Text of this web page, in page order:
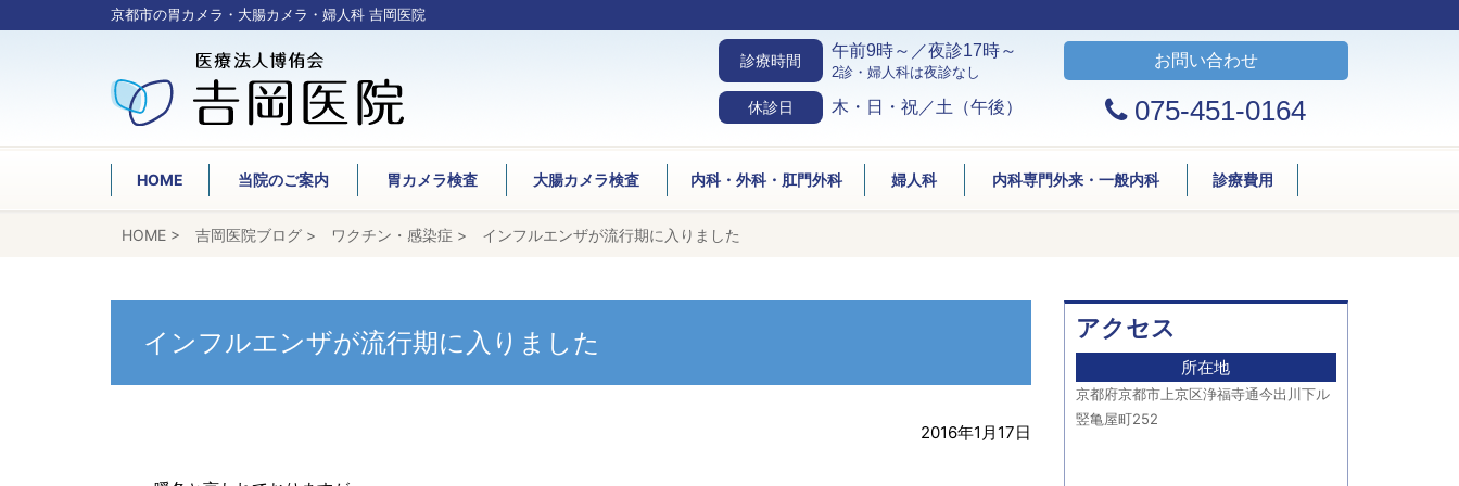
京都市の胃カメラ・大腸カメラ・婦人科 吉岡医院
診療時間
午前9時～／夜診17時～
2診・婦人科は夜診なし
休診日 木・日・祝／土（午後）
お問い合わせ
075-451-0164
HOME 当院のご案内 胃カメラ検査 大腸カメラ検査 内科・外科・肛門外科 婦人科 内科専門外来・一般内科 診療費用
HOME > 吉岡医院ブログ > ワクチン・感染症 > インフルエンザが流行期に入りました
インフルエンザが流行期に入りました
2016年1月17日
アクセス
所在地
京都府京都市上京区浄福寺通今出川下ル
竪亀屋町252